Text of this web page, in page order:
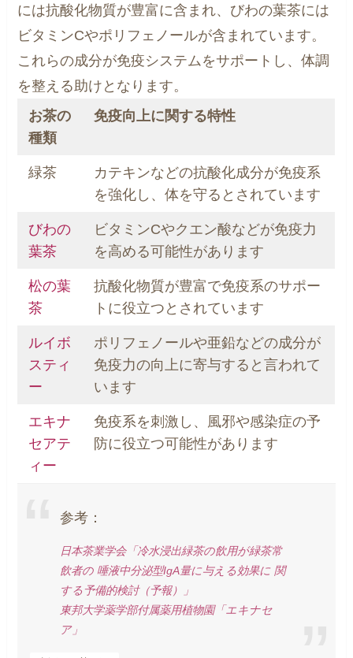
には抗酸化物質が豊富に含まれ、びわの葉茶には
ビタミンCやポリフェノールが含まれています。
これらの成分が免疫システムをサポートし、体調
を整える助けとなります。
お茶の
種類
免疫向上に関する特性
緑茶
カテキンなどの抗酸化成分が免疫系
を強化し、体を守るとされています
びわの
葉茶
ビタミンCやクエン酸などが免疫力
を高める可能性があります
松の葉
茶
抗酸化物質が豊富で免疫系のサポー
トに役立つとされています
ルイボ
スティ
ー
ポリフェノールや亜鉛などの成分が
免疫力の向上に寄与すると言われて
います
エキナ
セアテ
ィー
免疫系を刺激し、風邪や感染症の予
防に役立つ可能性があります
参考：
日本茶業学会「冷水浸出緑茶の飲用が緑茶常
飲者の 唾液中分泌型IgA量に与える効果に 関
する予備的検討（予報）」
東邦大学薬学部付属薬用植物園「エキナセ
ア」